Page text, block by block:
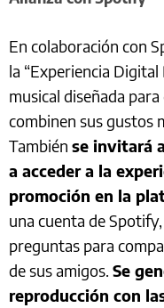
En colaboración con
la “Experiencia
musical diseñada
combinen sus gustos
También se invitará
a acceder a la
promoción en la
una cuenta de
preguntas para
de sus amigos. Se
reproducción con